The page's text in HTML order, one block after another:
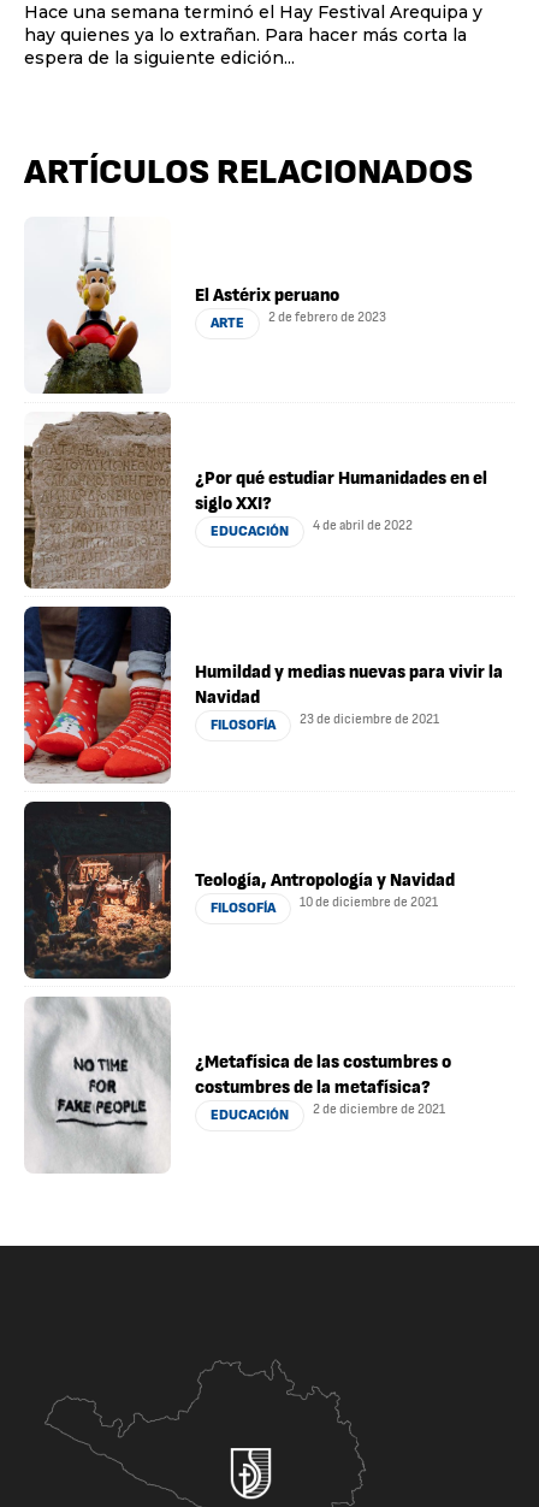
Hace una semana terminó el Hay Festival Arequipa y
hay quienes ya lo extrañan. Para hacer más corta la
espera de la siguiente edición...
ARTÍCULOS RELACIONADOS
El Astérix peruano
ARTE 2 de febrero de 2023
¿Por qué estudiar Humanidades en el
siglo XXI?
EDUCACIÓN 4 de abril de 2022
Humildad y medias nuevas para vivir la
Navidad
FILOSOFÍA 23 de diciembre de 2021
Teología, Antropología y Navidad
FILOSOFÍA 10 de diciembre de 2021
¿Metafísica de las costumbres o
costumbres de la metafísica?
EDUCACIÓN 2 de diciembre de 2021